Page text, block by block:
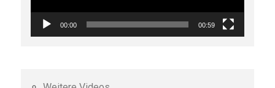
00:00 00:59